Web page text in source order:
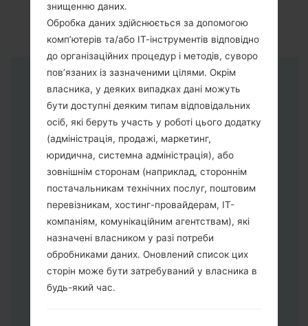
Інструкції
знищенню даних.
Обробка даних здійснюється за допомогою
комп’ютерів та/або ІТ-інструментів відповідно
до організаційних процедур і методів, суворо
пов’язаних із зазначеними цілями. Окрім
власника, у деяких випадках дані можуть
бути доступні деяким типам відповідальних
осіб, які беруть участь у роботі цього додатку
(адміністрація, продажі, маркетинг,
юридична, системна адміністрація), або
зовнішнім сторонам (наприклад, стороннім
постачальникам технічних послуг, поштовим
перевізникам, хостинг-провайдерам, ІТ-
компаніям, комунікаційним агентствам), які
назначені власником у разі потреби
обробниками даних. Оновлений список цих
сторін може бути затребуваний у власника в
будь-який час.